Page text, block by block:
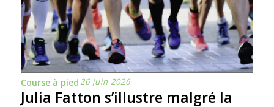
Course à pied26 juin 2026
Julia Fatton s’illustre malgré la